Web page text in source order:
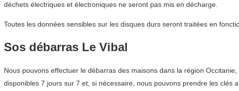
déchets électriques et électroniques ne seront pas mis en décharge.
Toutes les données sensibles sur les disques durs seront traitées en
Sos débarras Le Vibal
Nous pouvons effectuer le débarras des maisons dans la région
disponibles 7 jours sur 7 et, si nécessaire, nous pouvons prendre les clés